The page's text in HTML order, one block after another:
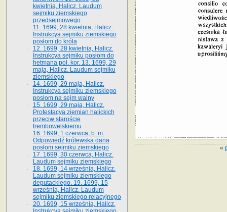
«
kwietnia, Halicz. Laudum
sejmiku ziemskiego
przedsejmowego
11. 1699, 28 kwietnia, Halicz.
Instrukcya sejmiku ziemskiego
posłom do króla
12. 1699, 28 kwietnia, Halicz.
Instrukcya sejmiku posłom do
hetmana pol. kor. 13. 1699, 29
maja, Halicz. Laudum sejmiku
ziemskiego
14. 1699, 29 maja, Halicz.
Instrukcya sejmiku ziemskiego
posłom na sejm walny
15. 1699, 29 maja, Halicz.
Protestacya ziemian halickich
przeciw staroście
trembowelskiemu
16. 1699, 1 czerwca, b. m.
Odpowiedź królewska dana
posłom sejmiku ziemskiego
17. 1699, 30 czerwca, Halicz.
Laudum sejmiku ziemskiego
18. 1699, 14 września, Halicz.
Laudum sejmiku ziemskiego
deputackiego. 19. 1699, 15
września, Halicz. Laudum
sejmiku ziemskiego relacyjnego
20. 1699, 15 września, Halicz.